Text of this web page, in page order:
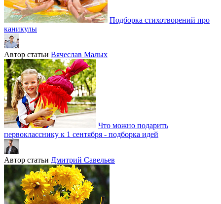
Подборка стихотворений про
каникулы
Автор статьи Вячеслав Малых
Что можно подарить
первокласснику к 1 сентября - подборка идей
Автор статьи Дмитрий Савельев